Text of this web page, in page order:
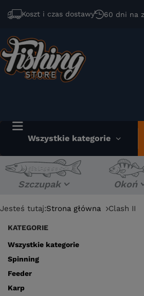
Koszt i czas dostawy 60 dni na
Wszystkie kategorie
Szczupak Okoń
Jesteś tutaj:Strona główna Clash II
KATEGORIE
Wszystkie kategorie
Spinning
Feeder
Karp